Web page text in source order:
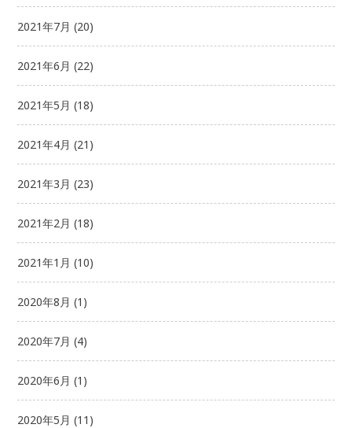
2021年7月 (20)
2021年6月 (22)
2021年5月 (18)
2021年4月 (21)
2021年3月 (23)
2021年2月 (18)
2021年1月 (10)
2020年8月 (1)
2020年7月 (4)
2020年6月 (1)
2020年5月 (11)